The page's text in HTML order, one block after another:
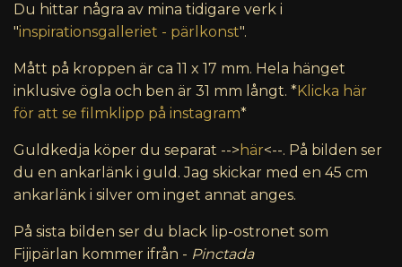
Du hittar några av mina tidigare verk i
"inspirationsgalleriet - pärlkonst".
Mått på kroppen är ca 11 x 17 mm. Hela hänget
inklusive ögla och ben är 31 mm långt. *Klicka här
för att se filmklipp på instagram*
Guldkedja köper du separat --> här<--. På bilden ser
du en ankarlänk i guld. Jag skickar med en 45 cm
ankarlänk i silver om inget annat anges.
På sista bilden ser du black lip-ostronet som
Fijipärlan kommer ifrån - Pinctada